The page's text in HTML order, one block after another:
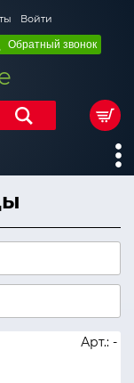
Войти
Обратный звонок
Арт.: -